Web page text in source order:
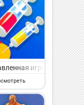
- интересная
игра Jelly Dye